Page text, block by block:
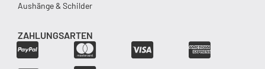
Aushänge & Schilder
ZAHLUNGSARTEN